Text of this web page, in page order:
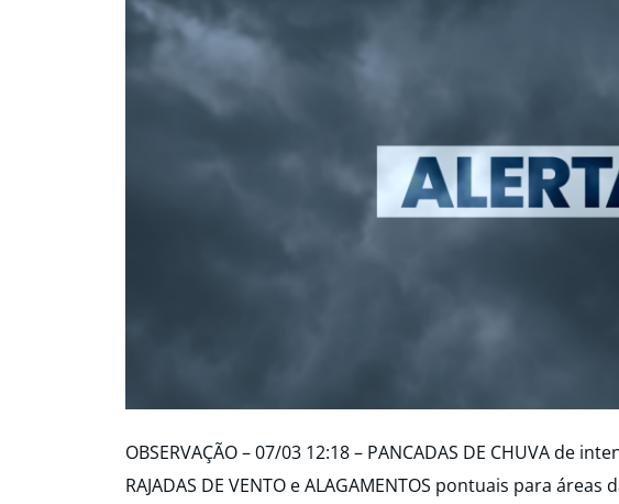
OBSERVAÇÃO – 07/03 12:18 – PANCADAS DE CHUVA de
RAJADAS DE VENTO e ALAGAMENTOS pontuais para